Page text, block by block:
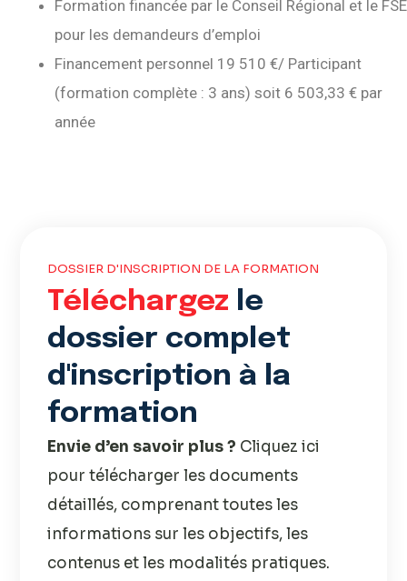
Formation financée par le Conseil Régional et le FSE
pour les demandeurs d’emploi
Financement personnel 19 510 €/ Participant
(formation complète : 3 ans) soit 6 503,33 € par
année
DOSSIER D'INSCRIPTION DE LA FORMATION
Téléchargez le
dossier complet
d'inscription à la
formation
Envie d’en savoir plus ? Cliquez ici
pour télécharger les documents
détaillés, comprenant toutes les
informations sur les objectifs, les
contenus et les modalités pratiques.